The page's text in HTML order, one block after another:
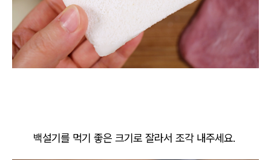
백설기를 먹기 좋은 크기로 잘라서 조각 내주세요.